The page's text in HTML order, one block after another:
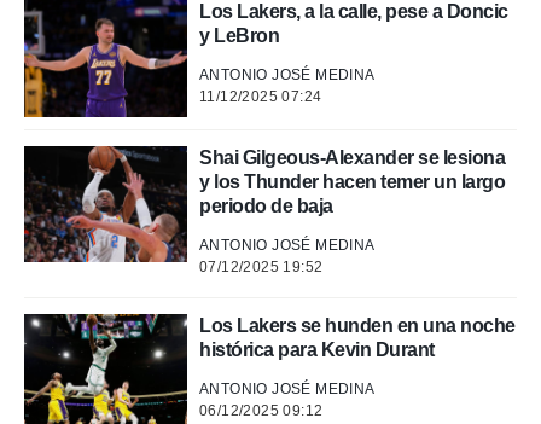
Los Lakers, a la calle, pese a Doncic
y LeBron
ANTONIO JOSÉ MEDINA
11/12/2025 07:24
Shai Gilgeous-Alexander se lesiona
y los Thunder hacen temer un largo
periodo de baja
ANTONIO JOSÉ MEDINA
07/12/2025 19:52
Los Lakers se hunden en una noche
histórica para Kevin Durant
ANTONIO JOSÉ MEDINA
06/12/2025 09:12